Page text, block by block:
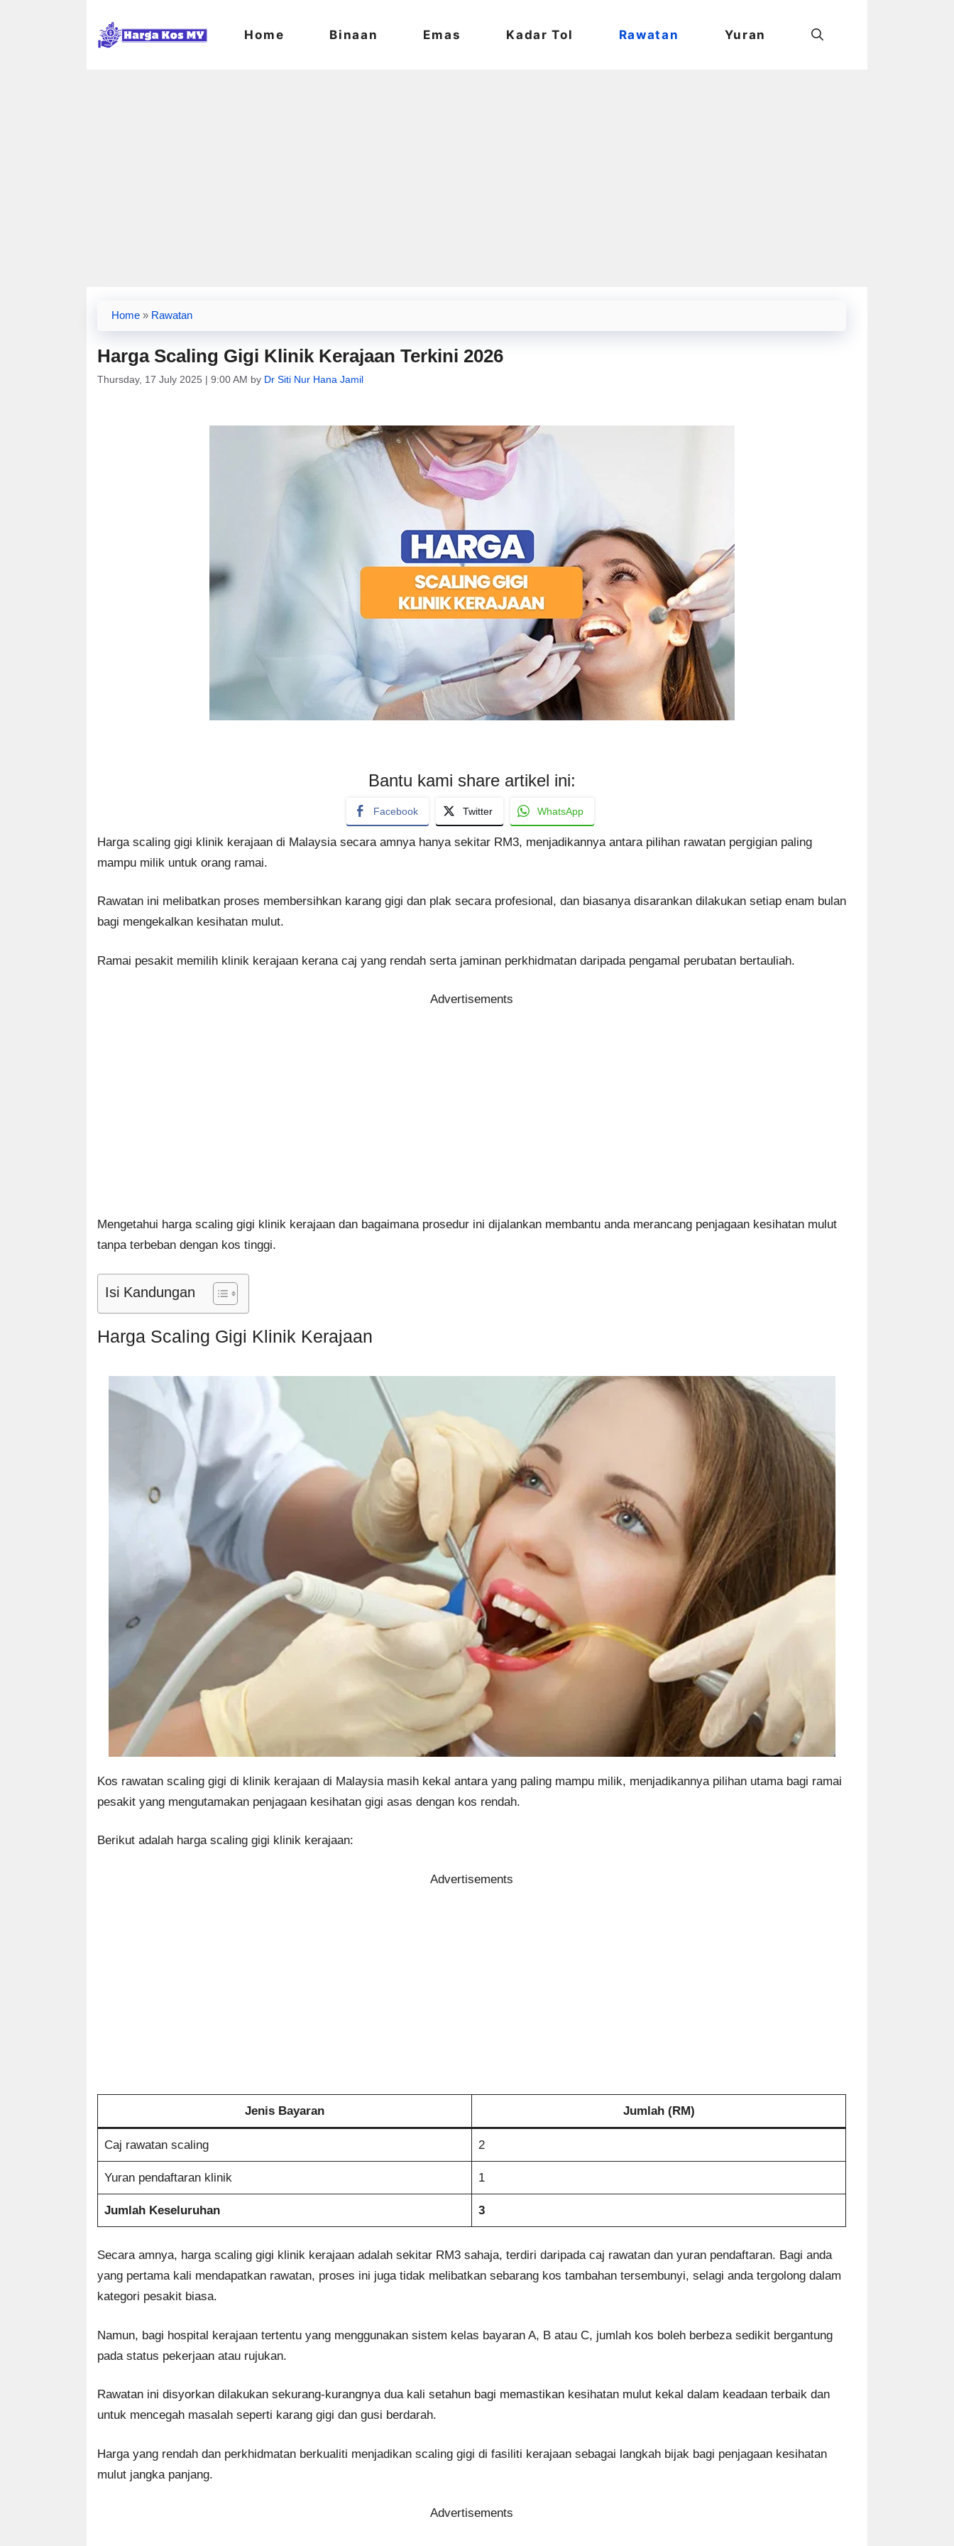
Home Binaan Emas Kadar Tol Rawatan Yuran
Home » Rawatan
Harga Scaling Gigi Klinik Kerajaan Terkini 2026
Thursday, 17 July 2025 | 9:00 AM by Dr Siti Nur Hana Jamil
Bantu kami share artikel ini:
Facebook Twitter WhatsApp
Harga scaling gigi klinik kerajaan di Malaysia secara amnya hanya sekitar RM3, menjadikannya antara pilihan rawatan pergigian paling
mampu milik untuk orang ramai.
Rawatan ini melibatkan proses membersihkan karang gigi dan plak secara profesional, dan biasanya disarankan dilakukan setiap enam bulan
bagi mengekalkan kesihatan mulut.
Ramai pesakit memilih klinik kerajaan kerana caj yang rendah serta jaminan perkhidmatan daripada pengamal perubatan bertauliah.
Advertisements
Mengetahui harga scaling gigi klinik kerajaan dan bagaimana prosedur ini dijalankan membantu anda merancang penjagaan kesihatan mulut
tanpa terbeban dengan kos tinggi.
Isi Kandungan
Harga Scaling Gigi Klinik Kerajaan
Kos rawatan scaling gigi di klinik kerajaan di Malaysia masih kekal antara yang paling mampu milik, menjadikannya pilihan utama bagi ramai
pesakit yang mengutamakan penjagaan kesihatan gigi asas dengan kos rendah.
Berikut adalah harga scaling gigi klinik kerajaan:
Advertisements
Jenis Bayaran Jumlah (RM)
Caj rawatan scaling 2
Yuran pendaftaran klinik 1
Jumlah Keseluruhan 3
Secara amnya, harga scaling gigi klinik kerajaan adalah sekitar RM3 sahaja, terdiri daripada caj rawatan dan yuran pendaftaran. Bagi anda
yang pertama kali mendapatkan rawatan, proses ini juga tidak melibatkan sebarang kos tambahan tersembunyi, selagi anda tergolong dalam
kategori pesakit biasa.
Namun, bagi hospital kerajaan tertentu yang menggunakan sistem kelas bayaran A, B atau C, jumlah kos boleh berbeza sedikit bergantung
pada status pekerjaan atau rujukan.
Rawatan ini disyorkan dilakukan sekurang-kurangnya dua kali setahun bagi memastikan kesihatan mulut kekal dalam keadaan terbaik dan
untuk mencegah masalah seperti karang gigi dan gusi berdarah.
Harga yang rendah dan perkhidmatan berkualiti menjadikan scaling gigi di fasiliti kerajaan sebagai langkah bijak bagi penjagaan kesihatan
mulut jangka panjang.
Advertisements